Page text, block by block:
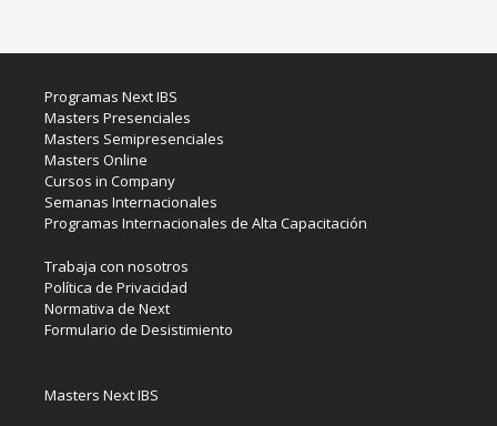
Programas Next IBS
Masters Presenciales
Masters Semipresenciales
Masters Online
Cursos in Company
Semanas Internacionales
Programas Internacionales de Alta Capacitación
Trabaja con nosotros
Política de Privacidad
Normativa de Next
Formulario de Desistimiento
Masters Next IBS